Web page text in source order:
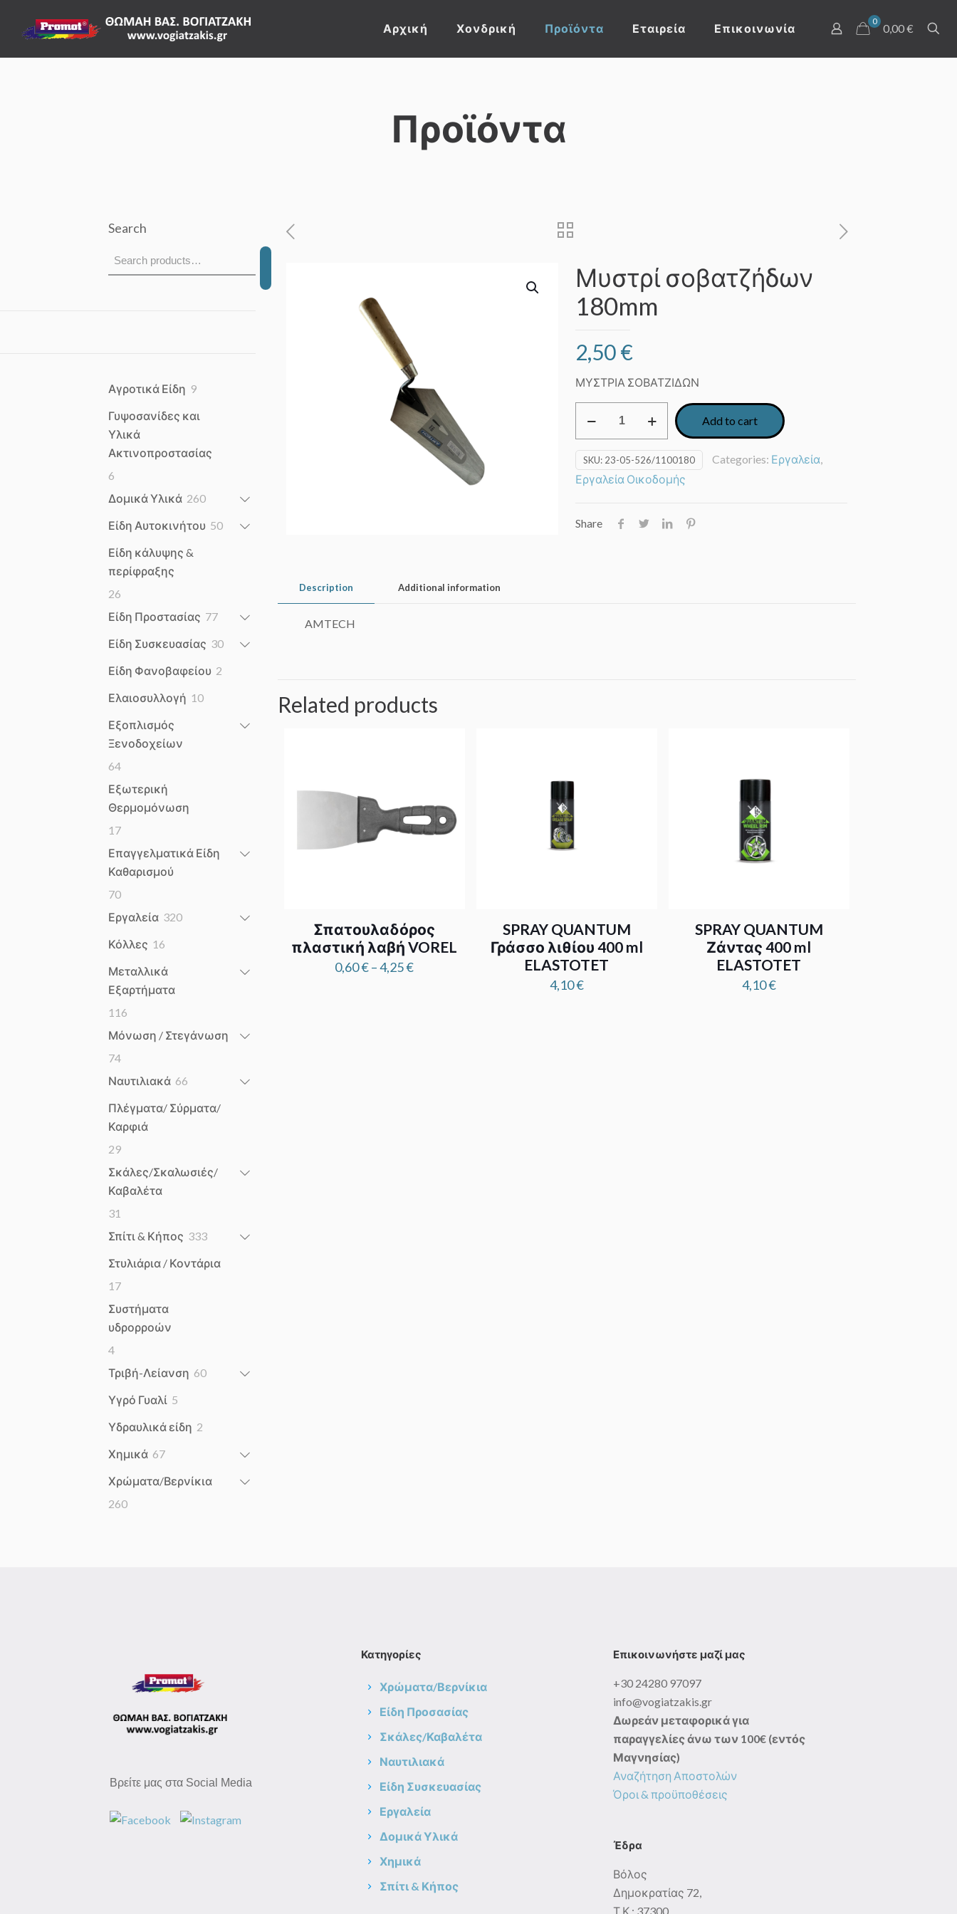
Αρχική Χονδρική Προϊόντα Εταιρεία Επικοινωνία
0
0,00 €
Προϊόντα
Μυστρί σοβατζήδων
180mm
2,50€
ΜΥΣΤΡΙΑ ΣΟΒΑΤΖΙΔΩΝ
σοβατζήδων
180mm
quantity
Add to cart
SKU: 23-05-526/1100180 Categories: Εργαλεία,
Εργαλεία Οικοδομής
Share
Description Additional information
AMTECH
Related products
Σπατουλαδόρος
πλαστική λαβή VOREL
0,60€–4,25€Price
SPRAY QUANTUM
Γράσσο λιθίου 400 ml
ELASTOTET
4,10€
SPRAY QUANTUM
Ζάντας 400 ml
ELASTOTET
4,10€
Search
Αγροτικά Είδη 99
Γυψοσανίδες και
Υλικά
Ακτινοπροστασίας
6
products
Δομικά Υλικά 260260
Είδη Αυτοκινήτου 5050
Είδη κάλυψης &
περίφραξης
26
products
Είδη Προστασίας 7777
Είδη Συσκευασίας 3030
Είδη Φανοβαφείου 2
Ελαιοσυλλογή 1010
Εξοπλισμός
Ξενοδοχείων
6464
products
Εξωτερική
Θερμομόνωση
1717
products
Επαγγελματικά Είδη
Καθαρισμού
7070
products
Εργαλεία 320320
Κόλλες 16
Μεταλλικά
Εξαρτήματα
116
products
Μόνωση / Στεγάνωση
7474
products
Ναυτιλιακά 66
Πλέγματα/ Σύρματα/
Καρφιά
2929
products
Σκάλες/Σκαλωσιές/
Καβαλέτα
31
products
Σπίτι & Κήπος 333333
Στυλιάρια / Κοντάρια
1717
products
Συστήματα
υδρορροών
44
products
Τριβή-Λείανση 6060
Υγρό Γυαλί 5
Υδραυλικά είδη 2
Χημικά 6767
Χρώματα/Βερνίκια
260260
Βρείτε μας στα Social Media
Κατηγορίες
Χρώματα/Βερνίκια
Είδη Προσασίας
Σκάλες/Καβαλέτα
Ναυτιλιακά
Είδη Συσκευασίας
Εργαλεία
Δομικά Υλικά
Χημικά
Σπίτι & Κήπος
Επικοινωνήστε μαζί μας
+30 24280 97097
info@vogiatzakis.gr
Δωρεάν μεταφορικά για
παραγγελίες άνω των 100€ (εντός
Μαγνησίας)
Αναζήτηση Αποστολών
Όροι & προϋποθέσεις
Έδρα
Βόλος
Δημοκρατίας 72,
Τ.Κ.: 37300